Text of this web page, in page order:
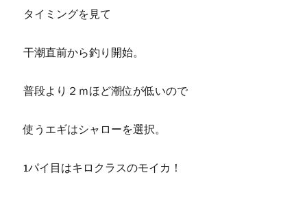
タイミングを見て
干潮直前から釣り開始。
普段より２ｍほど潮位が低いので
使うエギはシャローを選択。
1パイ目はキロクラスのモイカ！